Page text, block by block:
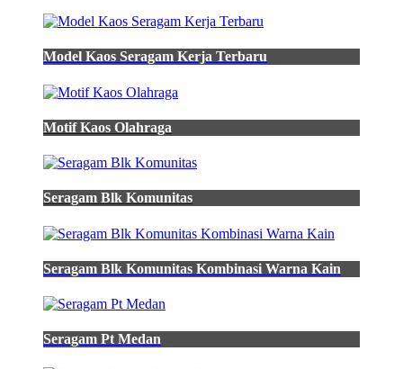
Model Kaos Seragam Kerja Terbaru
Motif Kaos Olahraga
Seragam Blk Komunitas
Seragam Blk Komunitas Kombinasi Warna Kain
Seragam Pt Medan